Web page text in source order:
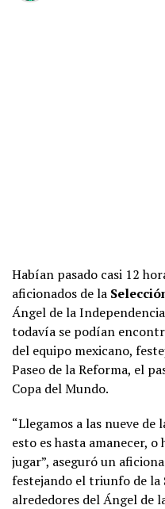
Habían pasado casi 12
aficionados de la
Ángel de la
todavía se podían
del equipo mexicano,
Paseo de la Reforma, el
Copa del Mundo.
“Llegamos a las nueve de
esto es hasta amanecer,
jugar”, aseguró un
festejando el triunfo de la
alrededores del Ángel de